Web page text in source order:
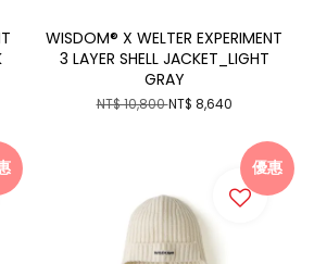
WISDOM® X WELTER EXPERIMENT
3 LAYER SHELL JACKET_LIGHT
GRAY
NT$ 10,800NT$ 8,640
優惠